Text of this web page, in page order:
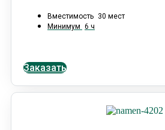
Вместимость 30 мест
Минимум 6 ч
Заказать